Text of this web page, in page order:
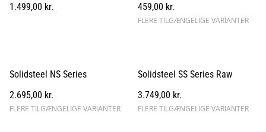
1.499,00 kr.
459,00 kr.
FLERE TILGÆNGELIGE VARIANTER
Solidsteel NS Series
2.695,00 kr.
FLERE TILGÆNGELIGE VARIANTER
Solidsteel SS Series Raw
3.749,00 kr.
FLERE TILGÆNGELIGE VARIANTER